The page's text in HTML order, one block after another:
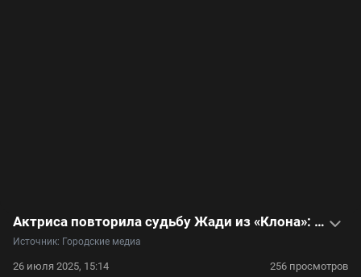
Актриса повторила судьбу Жади из «Клона»: видео
Источник: Городские медиа
26 июля 2025, 15:14 256 просмотров